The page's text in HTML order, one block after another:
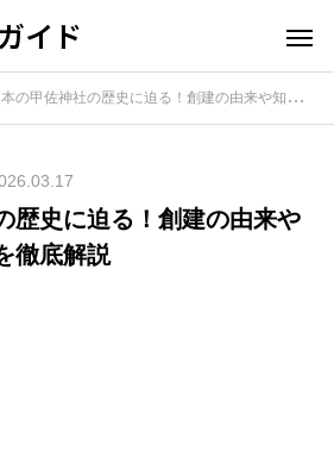
イド
の甲佐神社の歴史に迫る！創建の由来や知られざる伝説を徹底解説
歴史に迫る！創建の由来や
徹底解説